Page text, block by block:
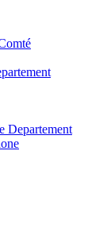
Departement